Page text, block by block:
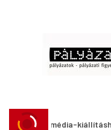
kiállításhoz